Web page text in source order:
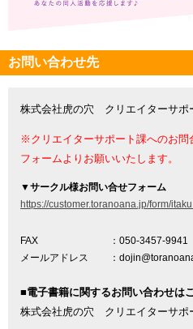
お問い合わせ先
株式会社虎の穴 クリエイターサポ
※クリエイターサポート課へのお問
フォームよりお願いいたします。
▼サークル様お問い合せフォーム
https://customer.toranoana.jp/form/
FAX
：050-3457-9941
メールアドレス
：
■電子書籍に関するお問い合わせは
株式会社虎の穴 クリエイターサ